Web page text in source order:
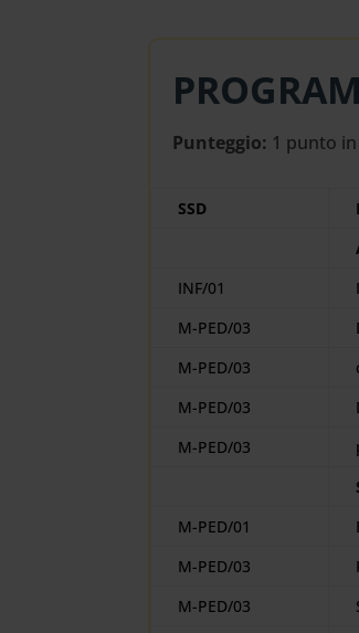
Punteggio: 1 punto
SSD
INF/01
M-PED/03
M-PED/03
M-PED/03
M-PED/03
M-PED/01
M-PED/03
M-PED/03